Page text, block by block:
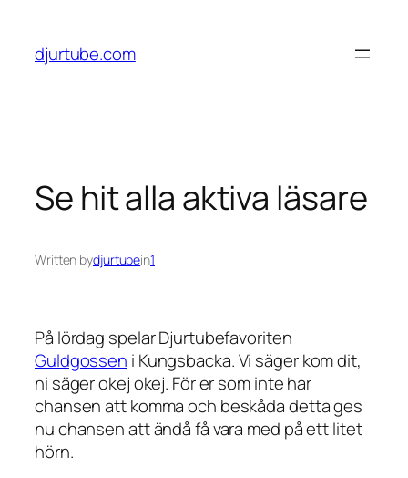
content
djurtube.com
Se hit alla aktiva läsare
Written bydjurtubein1
På lördag spelar Djurtubefavoriten
Guldgossen i Kungsbacka. Vi säger kom dit,
ni säger okej okej. För er som inte har
chansen att komma och beskåda detta ges
nu chansen att ändå få vara med på ett litet
hörn.